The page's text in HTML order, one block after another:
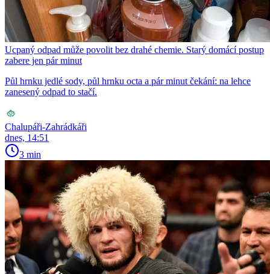
Ucpaný odpad může povolit bez drahé chemie. Starý domácí postup
zabere jen pár minut
Půl hrnku jedlé sody, půl hrnku octa a pár minut čekání: na lehce
zanesený odpad to stačí.
Chalupáři-Zahrádkáři
dnes, 14:51
3 min